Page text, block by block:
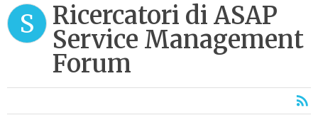
S
Ricercatori di ASAP
Service Management
Forum